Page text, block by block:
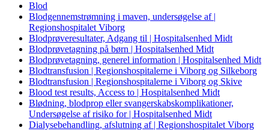
Blod
Blodgennemstrømning i maven, undersøgelse af |
Regionshospitalet Viborg
Blodprøveresultater, Adgang til | Hospitalsenhed Midt
Blodprøvetagning på børn | Hospitalsenhed Midt
Blodprøvetagning, generel information | Hospitalsenhed Midt
Blodtransfusion | Regionshospitalerne i Viborg og Silkeborg
Blodtransfusion | Regionshospitalerne i Viborg og Skive
Blood test results, Access to | Hospitalsenhed Midt
Blødning, blodprop eller svangerskabskomplikationer,
Undersøgelse af risiko for | Hospitalsenhed Midt
Dialysebehandling, afslutning af | Regionshospitalet Viborg